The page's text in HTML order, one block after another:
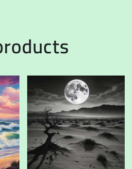
chosen
on
the
product
page